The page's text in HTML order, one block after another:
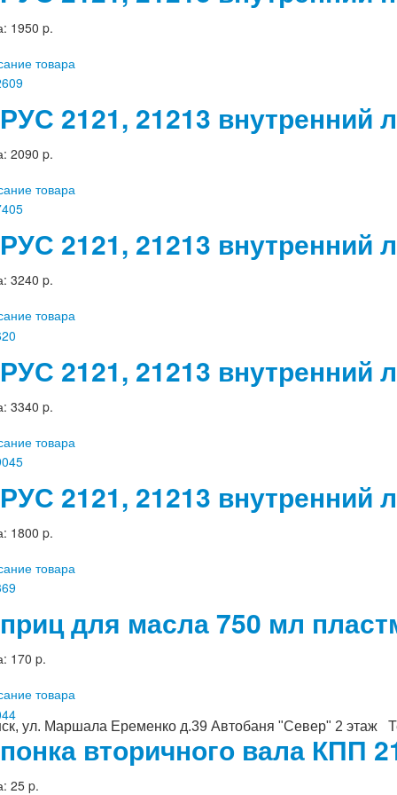
ул. Маршала Еременко д.39 Автобаня "Север" 2 этаж
1950 p.
товара
2121, 21213 внутренний
2090 p.
товара
2121, 21213 внутренний
3240 p.
товара
2121, 21213 внутренний
3340 p.
товара
2121, 21213 внутренний
1800 p.
товара
для масла 750 мл
170 p.
товара
вторичного вала КПП
25 p.